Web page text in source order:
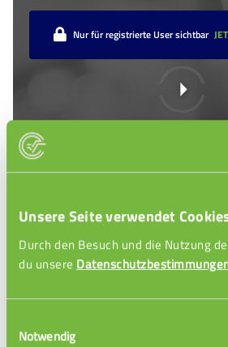
Unsere Seite verwendet
Durch den Besuch und die Nutzung
du unsere
Notwendig
Nur für registrierte User sichtbar
In dieser Fantasiereise arbeiten wir